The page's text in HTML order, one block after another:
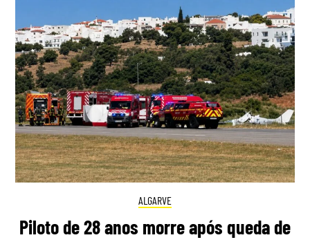
ALGARVE
Piloto de 28 anos morre após queda de